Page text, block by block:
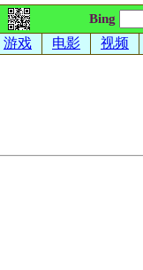
Bing
游戏 电影 视频